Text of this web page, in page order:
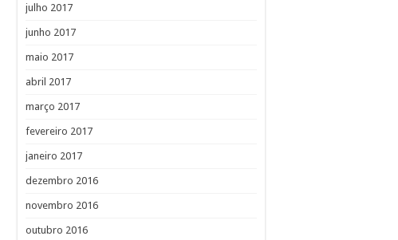
julho 2017
junho 2017
maio 2017
abril 2017
março 2017
fevereiro 2017
janeiro 2017
dezembro 2016
novembro 2016
outubro 2016